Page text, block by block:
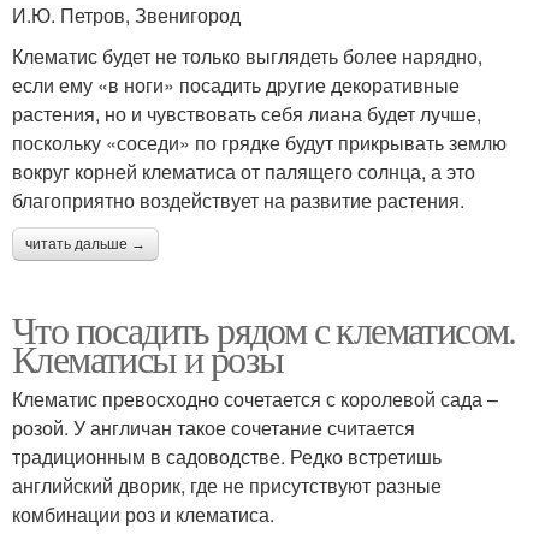
И.Ю. Петров, Звенигород
Клематис будет не только выглядеть более нарядно,
если ему «в ноги» посадить другие декоративные
растения, но и чувствовать себя лиана будет лучше,
поскольку «соседи» по грядке будут прикрывать землю
вокруг корней клематиса от палящего солнца, а это
благоприятно воздействует на развитие растения.
читать дальше →
Что посадить рядом с клематисом.
Клематисы и розы
Клематис превосходно сочетается с королевой сада –
розой. У англичан такое сочетание считается
традиционным в садоводстве. Редко встретишь
английский дворик, где не присутствуют разные
комбинации роз и клематиса.